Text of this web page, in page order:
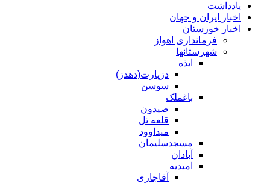
یادداشت
اخبار ایران و جهان
اخبار خوزستان
فرمانداری اهواز
شهرستانها
ایذه
دزپارت(دهدز)
سوسن
باغملک
صیدون
قلعه تل
میداوود
مسجدسلیمان
آبادان
امیدیه
آقاجاری